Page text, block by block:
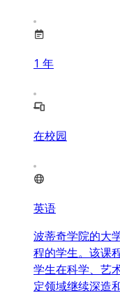
1 年
在校园
英语
波蒂奇学院的大
程的学生。该课
学生在科学、艺
定领域继续深造